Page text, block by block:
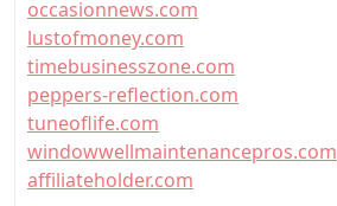
occasionnews.com
lustofmoney.com
timebusinesszone.com
peppers-reflection.com
tuneoflife.com
windowwellmaintenancepros.com
affiliateholder.com